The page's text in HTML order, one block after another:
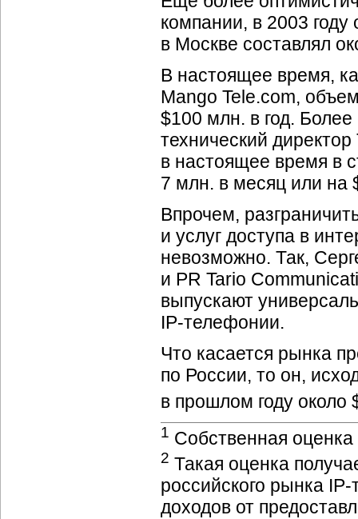
компании, в 2003
в Москве составлял
В настоящее время,
Mango Tele.com,
$100 млн. в год.
технический
в настоящее время в
7 млн. в месяц или на
Впрочем,
и услуг доступа в
невозможно. Так,
и PR Tario
выпускают
IP-телефонии.
Что касается рынка
по России, то он,
в прошлом году около
1 Собственная
2 Такая оценка
российского рынка IP-
доходов от